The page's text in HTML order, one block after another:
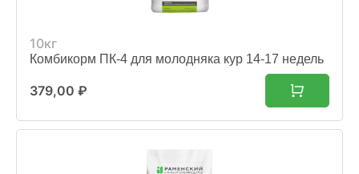
10кг
Комбикорм ПК-4 для молодняка кур 14-17 недель
379,00 ₽